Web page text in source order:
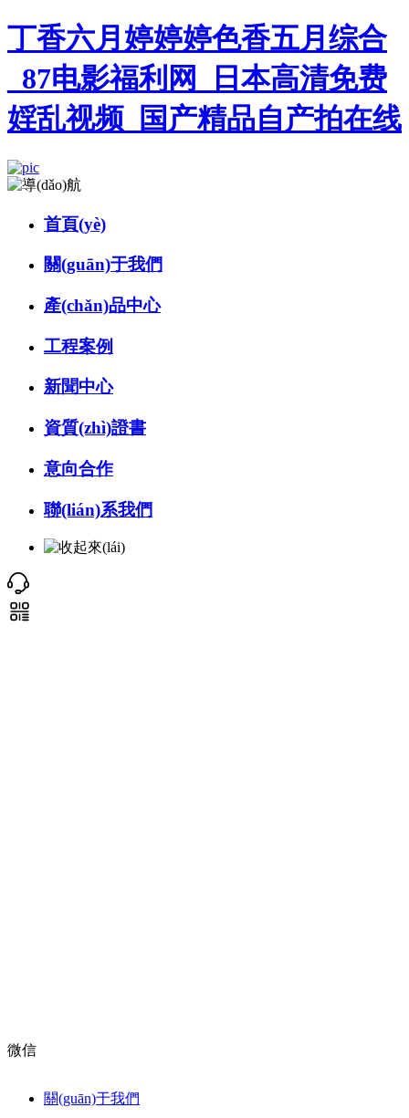
丁香六月婷婷婷色香五月综合
_87电影福利网_日本高清免费
婬乱视频_国产精品自产拍在线
首頁(yè)
關(guān)于我們
產(chǎn)品中心
工程案例
新聞中心
資質(zhì)證書
意向合作
聯(lián)系我們
微信
關(guān)于我們